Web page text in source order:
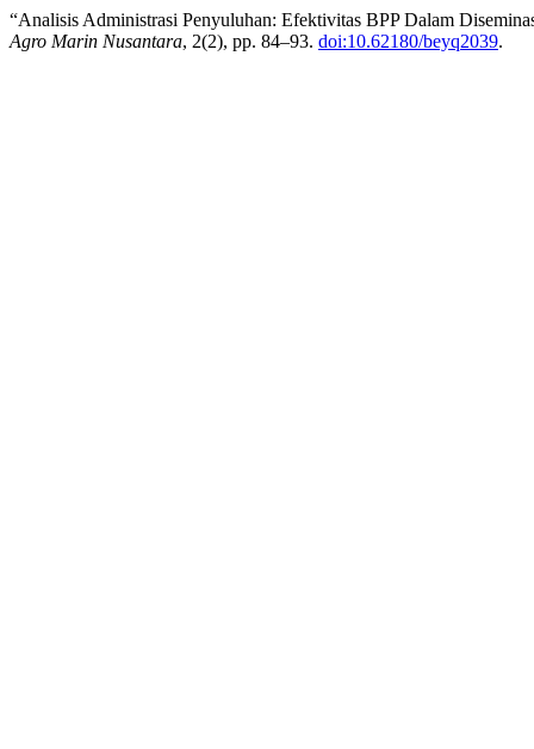
“Analisis Administrasi Penyuluhan: Efektivitas BPP Dalam
Agro Marin Nusantara, 2(2), pp. 84–93. doi:10.62180/beyq2039.